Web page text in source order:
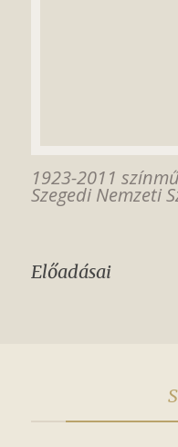
1923-2011
Szegedi Nemzeti
Előadásai